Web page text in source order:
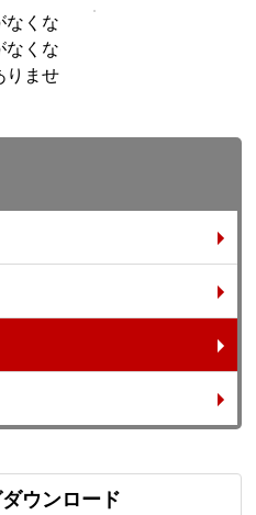
なくな
なくな
りませ
ウンロード